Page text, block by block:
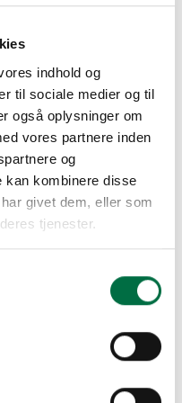
indhold og
til sociale medier og til
også oplysninger om
vores partnere inden
og
kan kombinere disse
givet dem, eller som
tjenester.
af vores voksende
med af vores mange
have to i et øre.
sølv løs og hvide /
cm i diameter.